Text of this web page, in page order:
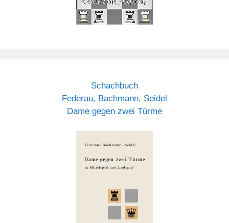
Schachbuch
Federau, Bachmann, Seidel
Dame gegen zwei Türme